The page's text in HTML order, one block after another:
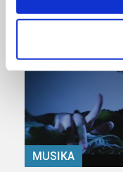
Identify your
specific
Find out more about
and set your
Guk eta gure
prozesatzen ditugu,
teknologia erabiliz,
MUSIKA